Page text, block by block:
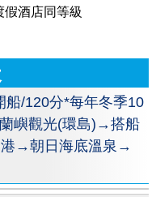
假酒店同等級
/120分*每年冬季10
嶼觀光(環島)→搭船
港→朝日海底溫泉→